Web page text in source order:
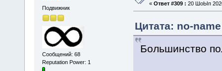
Подвижник
Сообщений: 68
Reputation Power: 1
« Ответ #309 : 20 ШоЫп
Цитата: no-
Большинство